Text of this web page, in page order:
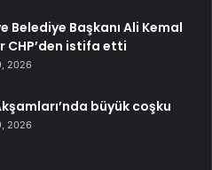
Belediye Başkanı Ali Kemal
CHP’den istifa etti
2026
büyük coşku
2026